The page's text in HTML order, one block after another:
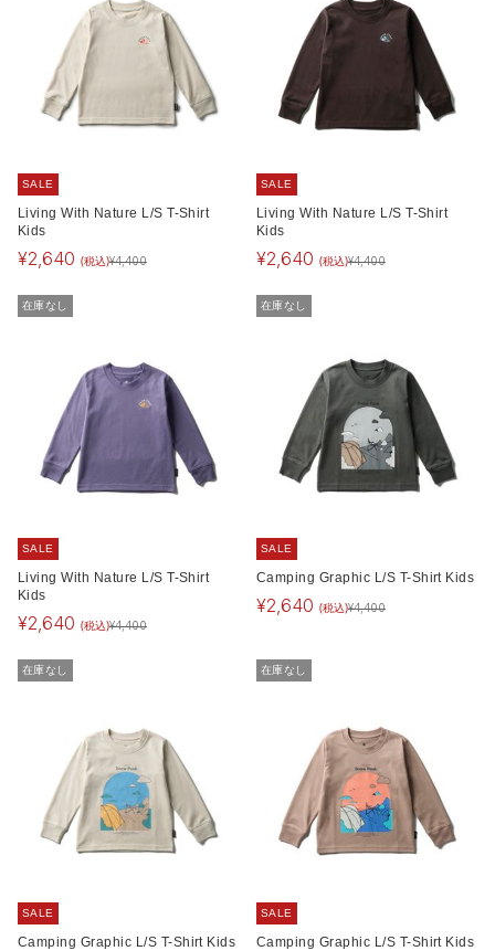
SALE
Living With Nature L/S T-Shirt
Kids
¥2,640 (税込)¥4,400
SALE
Living With Nature L/S T-Shirt
Kids
¥2,640 (税込)¥4,400
在庫なし
SALE
Living With Nature L/S T-Shirt
Kids
¥2,640 (税込)¥4,400
在庫なし
SALE
Camping Graphic L/S T-Shirt Kids
¥2,640 (税込)¥4,400
在庫なし
SALE
Camping Graphic L/S T-Shirt Kids
在庫なし
SALE
Camping Graphic L/S T-Shirt Kids